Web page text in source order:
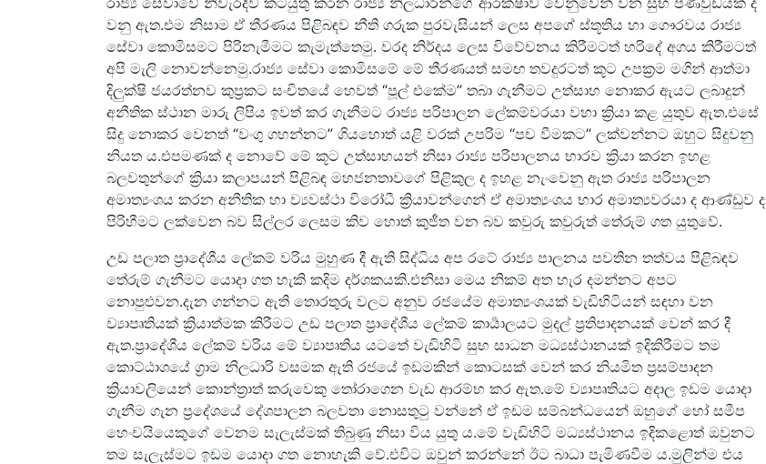
වනු ඇත.එම නිසාම ඒ තීරණය පිළිබඳව නීති ගරුක පුරවැසියන් ලෙස අපගේ ස්තූතිය හා ගෞරවය රාජ්‍ය
සේවා කොමිසමට පිරිනැමීමට කැමැත්තෙමු. වරද නිර්දය ලෙස විවේචනය කිරීමටත් හරිදේ අගය කිරීමටත්
අපි මැලි නොවන්නෙමු.රාජ්‍ය සේවා කොමිසමේ මේ තීරණයත් සමඟ තවදුරටත් කූට උපක්‍රම මගින් ආත්මා
දිලුක්ෂි ජයරත්නව කුප්‍රකට සංචිතයේ හෙවත් “පූල් එකේම” තබා ගැනීමට උත්සාහ නොකර ඇයට ලබාදුන්
අනීතික ස්ථාන මාරු ලිපිය ඉවත් කර ගැනීමට රාජ්‍ය පරිපාලන ලේකම්වරයා වහා ක්‍රියා කළ යුතුව ඇත.එසේ
සිදු නොකර වෙනත් “වංගු ගහන්නට” ගියහොත් යළි වරක් උපරිම “පච වීමකට” ලක්වන්නට ඔහුට සිදුවනු
නියත ය.එපමණක් ද නොවේ මේ කූට උත්සාහයන් නිසා රාජ්‍ය පරිපාලනය භාරව ක්‍රියා කරන ඉහළ
බලවතුන්ගේ ක්‍රියා කලාපයන් පිළිබඳ මහජනතාවගේ පිළිකුල ද ඉහළ නැංවෙනු ඇත රාජ්‍ය පරිපාලන
අමාත්‍යංශය කරන අනීතික හා ව්‍යවස්ථා විරෝධී ක්‍රියාවන්ගෙන් ඒ අමාත්‍යංශය භාර අමාත්‍යවරයා ද ආණ්ඩුව ද
පිරිහීමට ලක්වෙන බව සිල්ලර ලෙසම කිව හොත් කුජීත වන බව කවුරු කවුරුත් තේරුම් ගත යුතුවේ.
උඩ පලාත ප්‍රාදේශීය ලේකම් වරිය මුහුණ දී ඇති සිද්ධිය අප රටේ රාජ්‍ය පාලනය පවතින තත්වය පිළිබඳව
තේරුම් ගැනීමට යොදා ගත හැකි කදිම දර්ශකයකි.එනිසා මෙය නිකම් අත හැර දමන්නට අපට
නොපුළුවන.දැන ගන්නට ඇති තොරතුරු වලට අනුව රජයේම අමාත්‍යංශයක් වැඩිහිටියන් සඳහා වන
ව්‍යාපෘතියක් ක්‍රියාත්මක කිරීමට උඩ පලාත ප්‍රාදේශීය ලේකම් කාර්‍යාලයට මුදල් ප්‍රතිපාදනයක් වෙන් කර දී
ඇත.ප්‍රාදේශීය ලේකම් වරිය මේ ව්‍යාපෘතිය යටතේ වැඩිහිටි සුභ සාධන මධ්‍යස්ථානයක් ඉදිකිරීමට තම
කොට්ඨාශයේ ග්‍රාම නිලධාරි වසමක ඇති රජයේ ඉඩමකින් කොටසක් වෙන් කර නියමිත ප්‍රසම්පාදන
ක්‍රියාවලියෙන් කොන්ත්‍රාත් කරුවෙකු තෝරාගෙන වැඩ ආරම්භ කර ඇත.මේ ව්‍යාපෘතියට අදාල ඉඩම යොදා
ගැනීම ගැන ප්‍රදේශයේ දේශපාලන බලවතා නොසතුටු වන්නේ ඒ ඉඩම සම්බන්ධයෙන් ඔහුගේ හෝ සමීප
හෙංචයියෙකුගේ වෙනම සැලැස්මක් තිබුණු නිසා විය යුතු ය.මේ වැඩිහිටි මධ්‍යස්ථානය ඉදිකළොත් ඔවුනට
තම සැලැස්මට ඉඩම යොදා ගත නොහැකි වේ.එවිට ඔවුන් කරන්නේ ඊට බාධා පැමිණවීම ය.මුලින්ම එය